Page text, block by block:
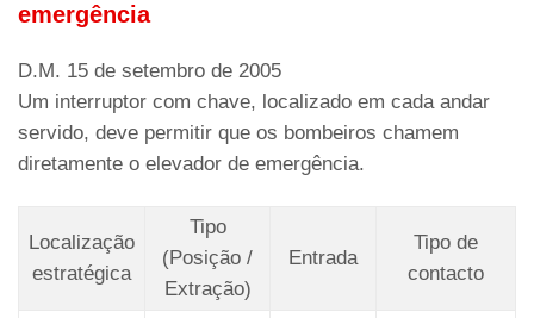
emergência
D.M. 15 de setembro de 2005
Um interruptor com chave, localizado em cada andar
servido, deve permitir que os bombeiros chamem
diretamente o elevador de emergência.
Localização
estratégica
Tipo
(Posição /
Extração)
Entrada
Tipo de
contacto